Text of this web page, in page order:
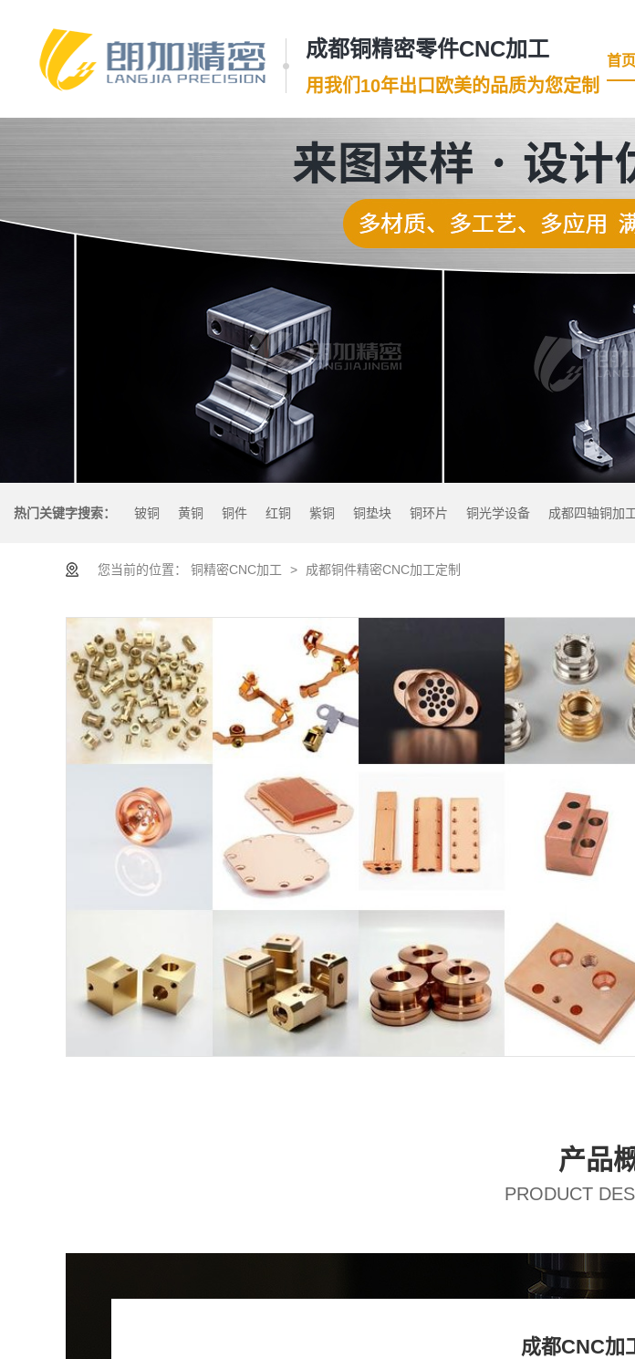
成都铜精密零件CNC加工
用我们10年出口欧美的品质为您定制
首页
热门关键字搜索： 铍铜 黄铜 铜件 红铜 紫铜 铜垫块 铜环片 铜光学设备 成都四轴铜加
您当前的位置： 铜精密CNC加工 > 成都铜件精密CNC加工定制
产品
PRODUCT
成都CNC加